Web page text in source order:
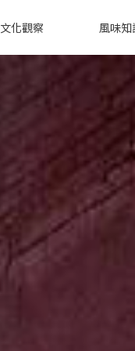
文化觀察 風味知